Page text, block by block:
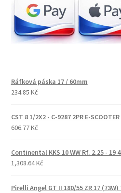
Ráfková páska 17 / 60mm
234.85 Kč
CST 8 1/2X2 - C-9287 2PR E-SCOOTER
606.77 Kč
Continental KKS 10 WW Rf. 2.25 -
1,308.64 Kč
Pirelli Angel GT II 180/55 ZR 17